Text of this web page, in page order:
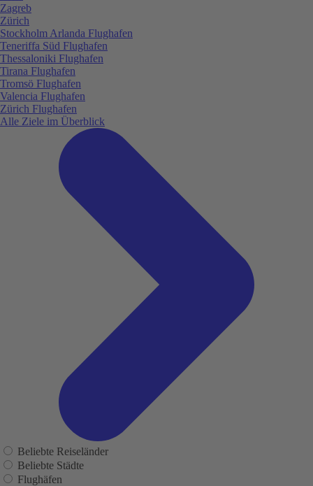
Zagreb
Zürich
Stockholm Arlanda Flughafen
Teneriffa Süd Flughafen
Thessaloniki Flughafen
Tirana Flughafen
Tromsö Flughafen
Valencia Flughafen
Zürich Flughafen
Alle Ziele im Überblick
Beliebte Reiseländer
Beliebte Städte
Flughäfen